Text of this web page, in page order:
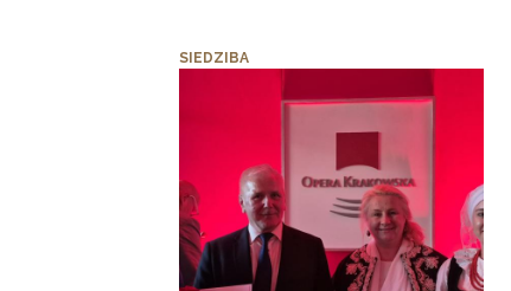
SIEDZIBA